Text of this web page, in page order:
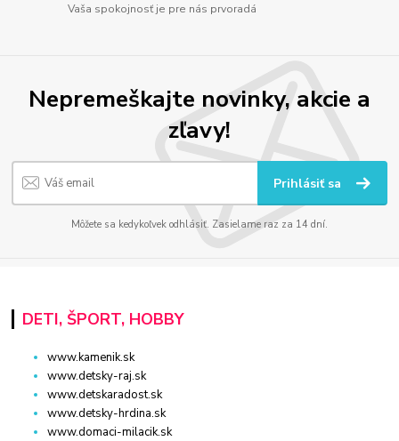
Vaša spokojnosť je pre nás prvoradá
Nepremeškajte novinky, akcie a
zľavy!
Prihlásiť sa
Môžete sa kedykoľvek odhlásiť. Zasielame raz za 14 dní.
DETI, ŠPORT, HOBBY
www.kamenik.sk
www.detsky-raj.sk
www.detskaradost.sk
www.detsky-hrdina.sk
www.domaci-milacik.sk